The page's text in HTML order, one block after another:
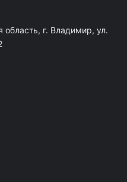
г. Владимир, ул.